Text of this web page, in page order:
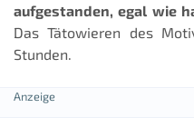
aufgestanden, egal wie
Das Tätowieren des
Stunden.